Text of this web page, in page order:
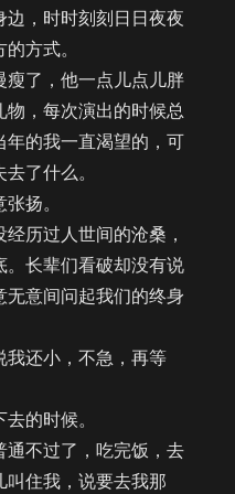
，时时刻刻日日夜夜
方式。
了，他一点儿点儿胖
，每次演出的时候总
年的我一直渴望的，可
了什么。
扬。
历过人世间的沧桑，
。长辈们看破却没有说
意间问起我们的终身
还小，不急，再等
的时候。
不过了，吃完饭，去
叫住我，说要去我那